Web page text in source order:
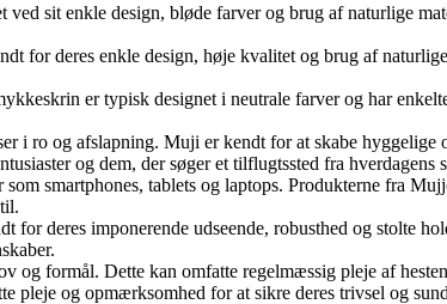
sit enkle design, bløde farver og brug af naturlige
for deres enkle design, høje kvalitet og brug af
er typisk designet i neutrale farver og har
ro og afslapning. Muji er kendt for at skabe hyggelige
og dem, der søger et tilflugtssted fra hverdagens
smartphones, tablets og laptops. Produkterne fra
deres imponerende udseende, robusthed og stolte
formål. Dette kan omfatte regelmæssig pleje af
pleje og opmærksomhed for at sikre deres trivsel og